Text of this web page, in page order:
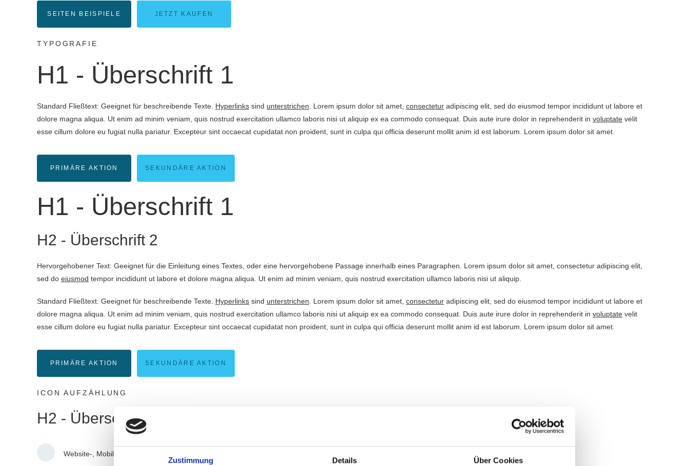
Zustimmung Details Über Cookies
SEITEN BEISPIELE JETZT KAUFEN
TYPOGRAFIE
H1 - Überschrift 1
Standard Fließtext: Geeignet für beschreibende Texte. Hyperlinks sind unterstrichen . Lorem ipsum dolor sit amet, consectetur adipiscing elit, sed do eiusmod tempor incididunt ut labore et
dolore magna aliqua. Ut enim ad minim veniam, quis nostrud exercitation ullamco laboris nisi ut aliquip ex ea commodo consequat. Duis aute irure dolor in reprehenderit in voluptate velit
esse cillum dolore eu fugiat nulla pariatur. Excepteur sint occaecat cupidatat non proident, sunt in culpa qui officia deserunt mollit anim id est laborum. Lorem ipsum dolor sit amet.
PRIMÄRE AKTION SEKUNDÄRE AKTION
H1 - Überschrift 1
H2 - Überschrift 2
Hervorgehobener Text: Geeignet für die Einleitung eines Textes, oder eine hervorgehobene Passage innerhalb eines Paragraphen. Lorem ipsum dolor sit amet, consectetur adipiscing elit,
sed do eiusmod tempor incididunt ut labore et dolore magna aliqua. Ut enim ad minim veniam, quis nostrud exercitation ullamco laboris nisi ut aliquip.
Standard Fließtext: Geeignet für beschreibende Texte. Hyperlinks sind unterstrichen . Lorem ipsum dolor sit amet, consectetur adipiscing elit, sed do eiusmod tempor incididunt ut labore et
dolore magna aliqua. Ut enim ad minim veniam, quis nostrud exercitation ullamco laboris nisi ut aliquip ex ea commodo consequat. Duis aute irure dolor in reprehenderit in voluptate velit
esse cillum dolore eu fugiat nulla pariatur. Excepteur sint occaecat cupidatat non proident, sunt in culpa qui officia deserunt mollit anim id est laborum. Lorem ipsum dolor sit amet.
PRIMÄRE AKTION SEKUNDÄRE AKTION
ICON AUFZÄHLUNG
H2 - Überschrift 2
Website-, Mobile- und UI Design